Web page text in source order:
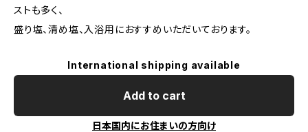
ストも多く、
盛り塩、清め塩、入浴用におすすめいただいております。
International shipping available
Add to cart
日本国内にお住まいの方向け